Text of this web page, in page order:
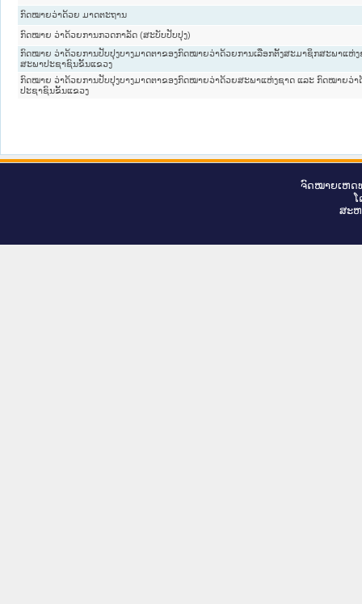
ກົດໝາຍວ່າດ້ວຍ ມາດຕະຖານ
ກົດໝາຍ ວ່າດ້ວຍການກວດກາລັດ (ສະບັບປັບປຸງ)
ກົດໝາຍ ວ່າດ້ວຍການປັບປຸງບາງມາດຕາຂອງກົດໝາຍວ່າດ້ວຍການເລືອກຕັ້ງສະມາຊິກສະພາແຫ່ງ
ສະພາປະຊາຊົນຂັ້ນແຂວງ
ກົດໝາຍ ວ່າດ້ວຍການປັບປຸງບາງມາດຕາຂອງກົດໝາຍວ່າດ້ວຍສະພາແຫ່ງຊາດ ແລະ ກົດໝາຍວ່
ປະຊາຊົນຂັ້ນແຂວງ
ຈົດ​ໝາຍ​ເຫດ​
ສະ​ຫ